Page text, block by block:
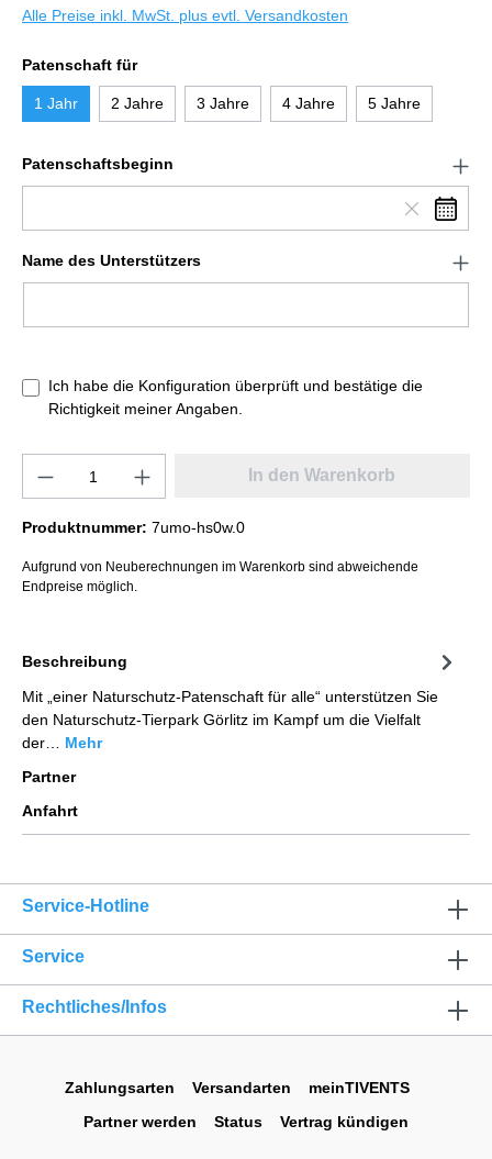
Alle Preise inkl. MwSt. plus evtl. Versandkosten
Patenschaft für
1 Jahr 2 Jahre 3 Jahre 4 Jahre 5 Jahre
Patenschaftsbeginn
Name des Unterstützers
Ich habe die Konfiguration überprüft und bestätige die
Richtigkeit meiner Angaben.
In den Warenkorb
Produktnummer: 7umo-hs0w.0
Aufgrund von Neuberechnungen im Warenkorb sind abweichende
Endpreise möglich.
Beschreibung
Mit „einer Naturschutz-Patenschaft für alle“ unterstützen Sie
den Naturschutz-Tierpark Görlitz im Kampf um die Vielfalt
der… Mehr
Partner
Anfahrt
Service-Hotline
Service
Rechtliches/Infos
Zahlungsarten Versandarten
meinTIVENTS
Partner werden
Status Vertrag kündigen